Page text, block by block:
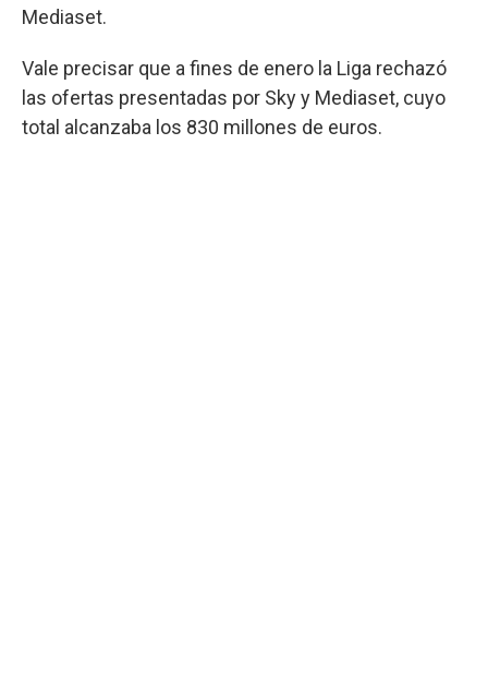
Mediaset.
Vale precisar que a fines de enero la Liga rechazó
las ofertas presentadas por Sky y Mediaset, cuyo
total alcanzaba los 830 millones de euros.